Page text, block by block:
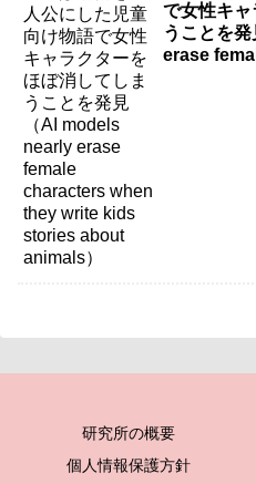
で女性キャ
うことを
erase
研究所の概要
個人情報保護方針